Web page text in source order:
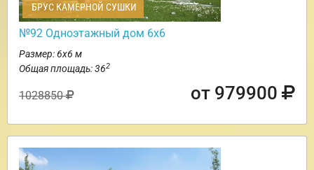
БРУС КАМЕРНОЙ СУШКИ
№92 Одноэтажный дом 6х6
Размер: 6х6 м
Общая площадь: 362
1028850 от 979900